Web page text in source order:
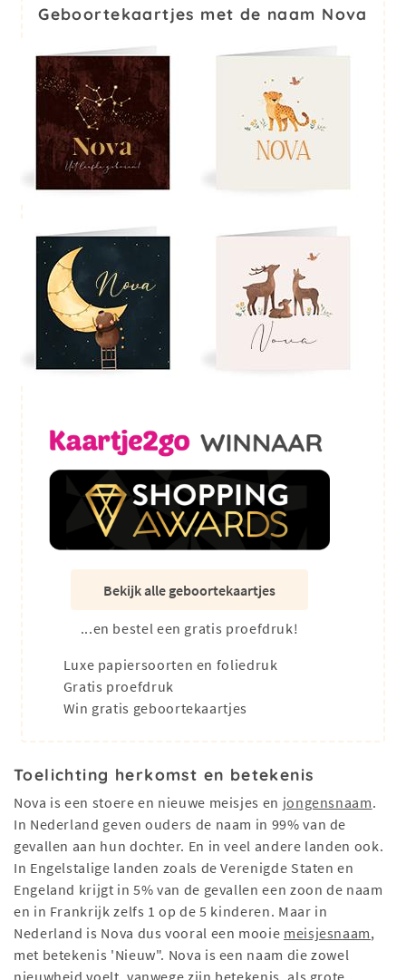
Geboortekaartjes met de naam Nova
Bekijk alle geboortekaartjes
...en bestel een gratis proefdruk!
Luxe papiersoorten en foliedruk
Gratis proefdruk
Win gratis geboortekaartjes
Toelichting herkomst en betekenis
Nova is een stoere en nieuwe meisjes en jongensnaam.
In Nederland geven ouders de naam in 99% van de
gevallen aan hun dochter. En in veel andere landen ook.
In Engelstalige landen zoals de Verenigde Staten en
Engeland krijgt in 5% van de gevallen een zoon de naam
en in Frankrijk zelfs 1 op de 5 kinderen. Maar in
Nederland is Nova dus vooral een mooie meisjesnaam,
met betekenis 'Nieuw". Nova is een naam die zowel